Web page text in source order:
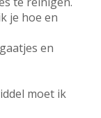
je hoe en
en
moet ik